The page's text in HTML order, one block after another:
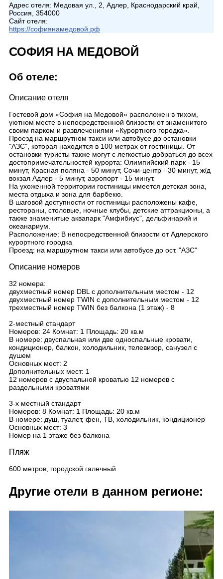
Адрес отеля: Медовая ул., 2, Адлер, Краснодарский край,
Россия, 354000
Сайт отеля:
https://софиянамедовой.рф
СОФИЯ НА МЕДОВОЙ
Об отеле:
Описание отеля
Гостевой дом «София на Медовой» расположен в тихом,
уютном месте в непосредственной близости от знаменитого
своим парком и развлечениями «Курортного городка».
Проезд на маршрутном такси или автобусе до остановки
"АЗС", которая находится в 100 метрах от гостиницы. От
остановки туристы также могут с легкостью добраться до всех
достопримечательностей курорта: Олимпийский парк - 15
минут, Красная поляна - 50 минут, Сочи-центр - 30 минут, ж/д
вокзал Адлер - 5 минут, аэропорт - 15 минут.
На ухоженной территории гостиницы имеется детская зона,
места отдыха и зона для барбекю.
В шаговой доступности от гостиницы расположены кафе,
рестораны, столовые, ночные клубы, детские аттракционы, а
также знаменитые аквапарк "Амфибиус", дельфинарий и
океанариум.
Расположение: В непосредственной близости от Адлерского
курортного городка
Проезд: на маршрутном такси или автобусе до ост. "АЗС"
Описание номеров
32 номера:
двухместный номер DBL с дополнительным местом - 12
двухместный номер TWIN с дополнительным местом - 12
трехместный номер TWIN без балкона (1 этаж) - 8
2-местный стандарт
Номеров: 24 Комнат: 1 Площадь: 20 кв.м
В номере: двуспальная или две односпальные кровати,
кондиционер, балкон, холодильник, телевизор, санузел с
душем
Основных мест: 2
Дополнительных мест: 1
12 номеров с двуспальной кроватью 12 номеров с
раздельными кроватями
3-х местный стандарт
Номеров: 8 Комнат: 1 Площадь: 20 кв.м
В номере: душ, туалет, фен, ТВ, холодильник, кондиционер
Основных мест: 3
Номер на 1 этаже без балкона
Пляж
600 метров, городской галечный
Другие отели в данном регионе: